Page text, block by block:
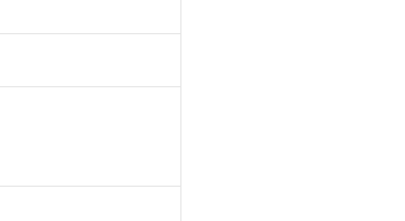
ストについて、当社および当社の共同利用者
して"
の「1.共同利用者の範囲」に記載されて
遡って非含有を証明するものではありません。
対応完了までの期間は出荷製品に未対応品が
ない機種